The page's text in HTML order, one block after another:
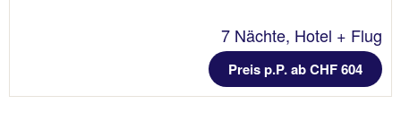
7 Nächte, Hotel + Flug
Preis p.P. ab CHF 604